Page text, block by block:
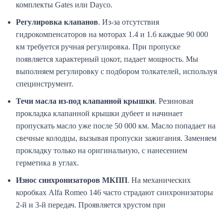
комплекты Gates или Dayco.
Регулировка клапанов. Из-за отсутствия
гидрокомпенсаторов на моторах 1.4 и 1.6 каждые 90 000
км требуется ручная регулировка. При пропуске
появляется характерный цокот, падает мощность. Мы
выполняем регулировку с подбором толкателей, используя
специнструмент.
Течи масла из-под клапанной крышки. Резиновая
прокладка клапанной крышки дубеет и начинает
пропускать масло уже после 50 000 км. Масло попадает на
свечные колодцы, вызывая пропуски зажигания. Заменяем
прокладку только на оригинальную, с нанесением
герметика в углах.
Износ синхронизаторов МКПП. На механических
коробках Alfa Romeo 146 часто страдают синхронизаторы
2-й и 3-й передач. Проявляется хрустом при